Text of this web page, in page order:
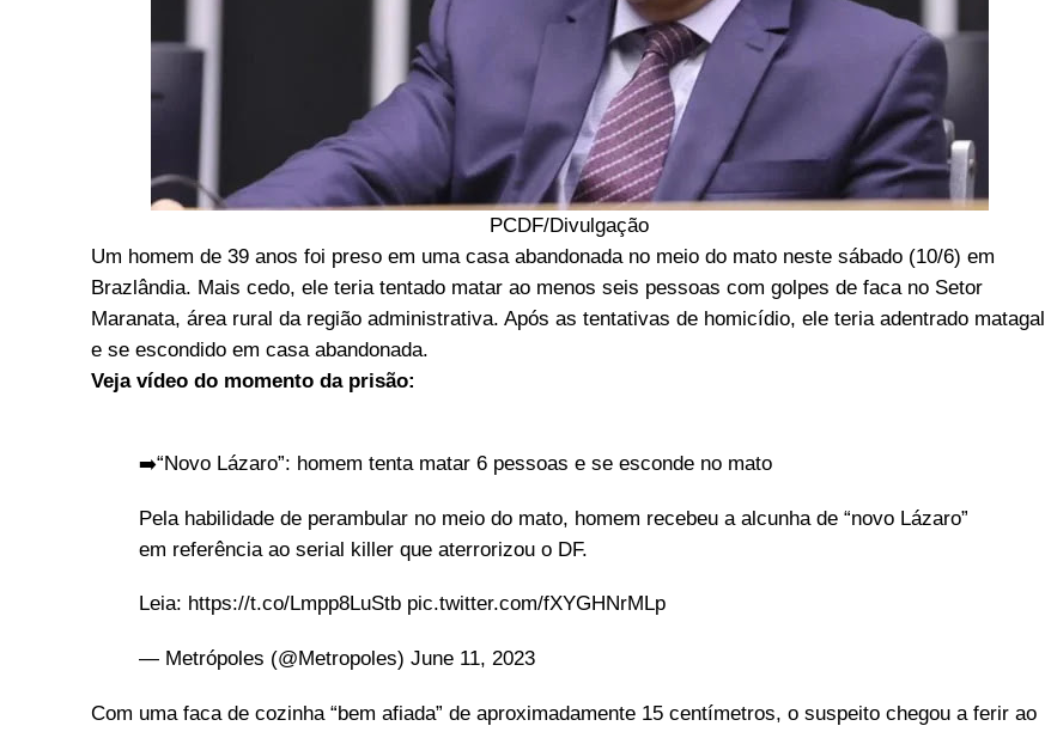
PCDF/Divulgação
Um homem de 39 anos foi preso em uma casa abandonada no meio do mato neste sábado (10/6) em
Brazlândia. Mais cedo, ele teria tentado matar ao menos seis pessoas com golpes de faca no Setor
Maranata, área rural da região administrativa. Após as tentativas de homicídio, ele teria adentrado matagal
e se escondido em casa abandonada.
Veja vídeo do momento da prisão:
➡️“Novo Lázaro”: homem tenta matar 6 pessoas e se esconde no mato
Pela habilidade de perambular no meio do mato, homem recebeu a alcunha de “novo Lázaro”
em referência ao serial killer que aterrorizou o DF.
Leia: https://t.co/Lmpp8LuStb pic.twitter.com/fXYGHNrMLp
— Metrópoles (@Metropoles) June 11, 2023
Com uma faca de cozinha “bem afiada” de aproximadamente 15 centímetros, o suspeito chegou a ferir ao